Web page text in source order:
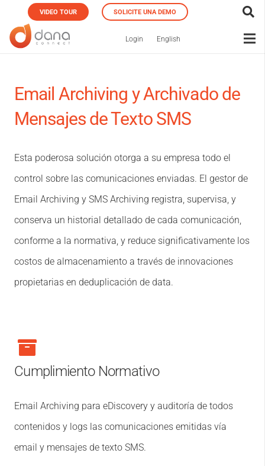
VIDEO TOUR SOLICITE UNA DEMO
Login English
Email Archiving y Archivado de
Mensajes de Texto SMS
Esta poderosa solución otorga a su empresa todo el
control sobre las comunicaciones enviadas. El gestor de
Email Archiving y SMS Archiving registra, supervisa, y
conserva un historial detallado de cada comunicación,
conforme a la normativa, y reduce significativamente los
costos de almacenamiento a través de innovaciones
propietarias en deduplicación de data.
Cumplimiento Normativo
Email Archiving para eDiscovery y auditoría de todos
contenidos y logs las comunicaciones emitidas vía
email y mensajes de texto SMS.